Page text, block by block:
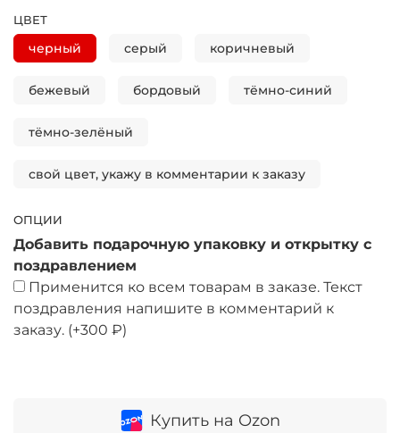
Купить на Ozon
ЦВЕТ
черный серый коричневый
бежевый бордовый тёмно-синий
тёмно-зелёный
свой цвет, укажу в комментарии к заказу
ОПЦИИ
Добавить подарочную упаковку и открытку с
поздравлением
Применится ко всем товарам в заказе. Текст
поздравления напишите в комментарий к
заказу. (+300 ₽)